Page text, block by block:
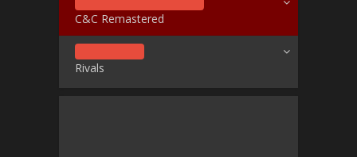
C&C Remastered
Rivals